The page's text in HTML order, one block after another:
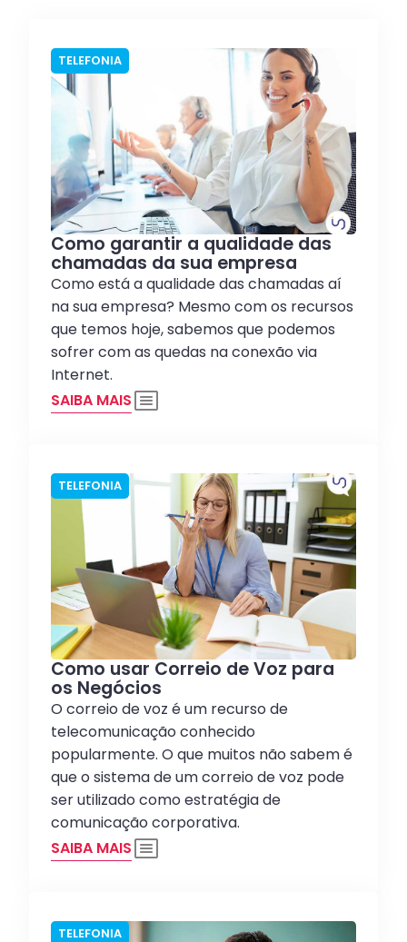
TELEFONIA
Como garantir a qualidade das
chamadas da sua empresa
Como está a qualidade das chamadas aí
na sua empresa? Mesmo com os recursos
que temos hoje, sabemos que podemos
sofrer com as quedas na conexão via
Internet.
SAIBA MAIS
TELEFONIA
Como usar Correio de Voz para
os Negócios
O correio de voz é um recurso de
telecomunicação conhecido
popularmente. O que muitos não sabem é
que o sistema de um correio de voz pode
ser utilizado como estratégia de
comunicação corporativa.
SAIBA MAIS
TELEFONIA